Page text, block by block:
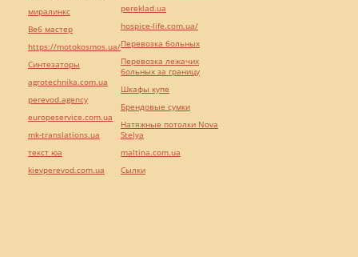
миралинкс
Веб мастер
https://motokosmos.ua/
Синтезаторы
agrotechnika.com.ua
perevod.agency
europeservice.com.ua
mk-translations.ua
текст юа
kievperevod.com.ua
pereklad.ua
hospice-life.com.ua/
Перевозка больных
Перевозка лежачих
больных за границу
Шкафы купе
Брендовые сумки
Натяжные потолки Nova
Stelya
maltina.com.ua
Cылки